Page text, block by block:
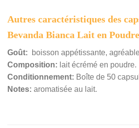
Autres caractéristiques des
Bevanda Bianca Lait en Poudre
Goût: boisson appétissante,
Composition: lait écrémé en poudre.
Conditionnement: Boîte de 50
Notes: aromatisée au lait.